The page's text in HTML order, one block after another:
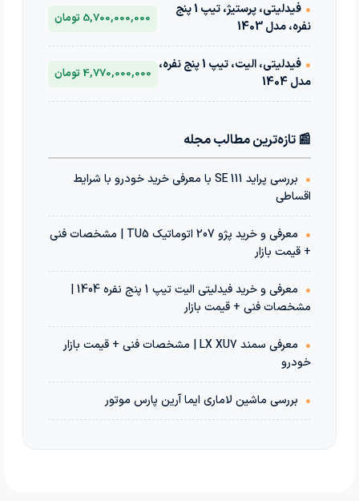
•
فیدلیتی، پرستیژ، تیپ 1 پنج
نفره، مدل 1403
5,700,000,000 تومان
•
فیدلیتی، الیت، تیپ 1 پنج نفره،
مدل 1404
4,770,000,000 تومان
📰 تازه‌ترین مطالب مجله
•
بررسی پراید 111 SE با معرفی خرید خودرو با شرایط
اقساطی
•
معرفی و خرید پژو 207 اتوماتیک TU5 | مشخصات فنی
+ قیمت بازار
•
معرفی و خرید فیدلیتی الیت تیپ 1 پنج نفره 1404 |
مشخصات فنی + قیمت بازار
•
معرفی سمند LX XU7 | مشخصات فنی + قیمت بازار
خودرو
• بررسی ماشین لاماری ایما آرین پارس موتور